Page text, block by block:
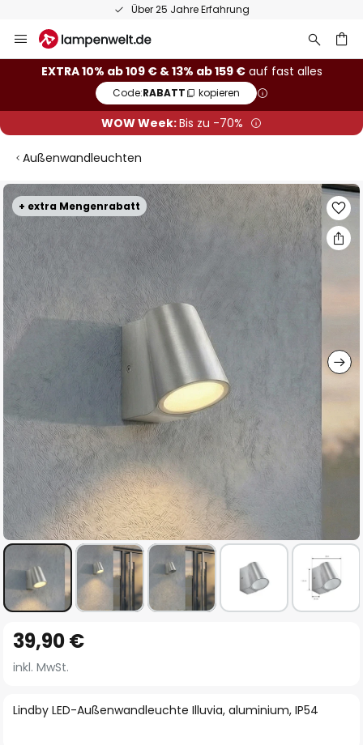
Über 25 Jahre Erfahrung
Inhalt
springen
EXTRA 10% ab 109 € & 13% ab 159 €auf fast alles
Code:RABATT kopieren
WOW Week:Bis zu -70%
Außenwandleuchten
+ extra Mengenrabatt
Zum
Ende
der
Bildgalerie
springen
Anfang
der
springen
Lindby LED-Außenwandleuchte Illuvia, aluminium, IP54
39,90 €
inkl. MwSt.